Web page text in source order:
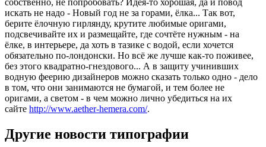
искать не надо - Новый год не за горами, ёлка... Так вот,
берите ёлочную гирлянду, крутите любимые оригами,
подсвечивайте их и размещайте, где сочтёте нужным - на
ёлке, в интерьере, да хоть в тазике с водой, если хочется
обязательно по-лондонски. Но всё же лучше как-то поживее,
без этого квадратно-гнездового... А в защиту учинивших
водную феерию дизайнеров можно сказать только одно - дело
в том, что они занимаются не бумагой, и тем более не
оригами, а светом - в чем можно лично убедиться на их
сайте http://www.aether-hemera.com/.
Другие новости типографии